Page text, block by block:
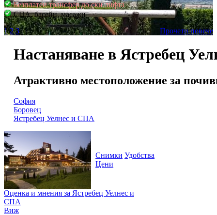
Безплатен трансфер до ски лифта
СПА, басейн, масажи
Прочети повече
1 2 3
Настаняване в Ястребец
Атрактивно местоположение за
София
Боровец
Ястребец Уелнес и СПА
Снимки Удобства
Цени
Оценка и мнения за Ястребец Уелнес и
СПА
Виж